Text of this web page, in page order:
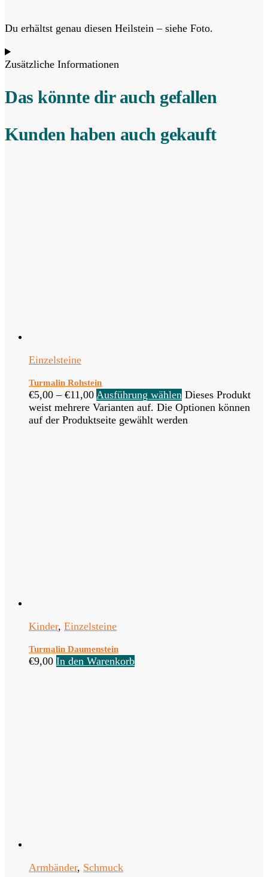
Du erhältst genau diesen Heilstein – siehe Foto.
Zusätzliche Informationen
Das könnte dir auch gefallen
Kunden haben auch gekauft
Einzelsteine
Turmalin Rohstein
€5,00 – €11,00 Ausführung wählen Dieses Produkt
weist mehrere Varianten auf. Die Optionen können
auf der Produktseite gewählt werden
Kinder, Einzelsteine
Turmalin Daumenstein
€9,00 In den Warenkorb
Armbänder, Schmuck